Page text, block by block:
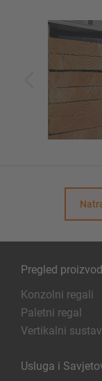
Pregled
Konzolni regali
Paletni regal
Vertikalni
Usluga i